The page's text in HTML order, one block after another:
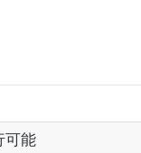
可能